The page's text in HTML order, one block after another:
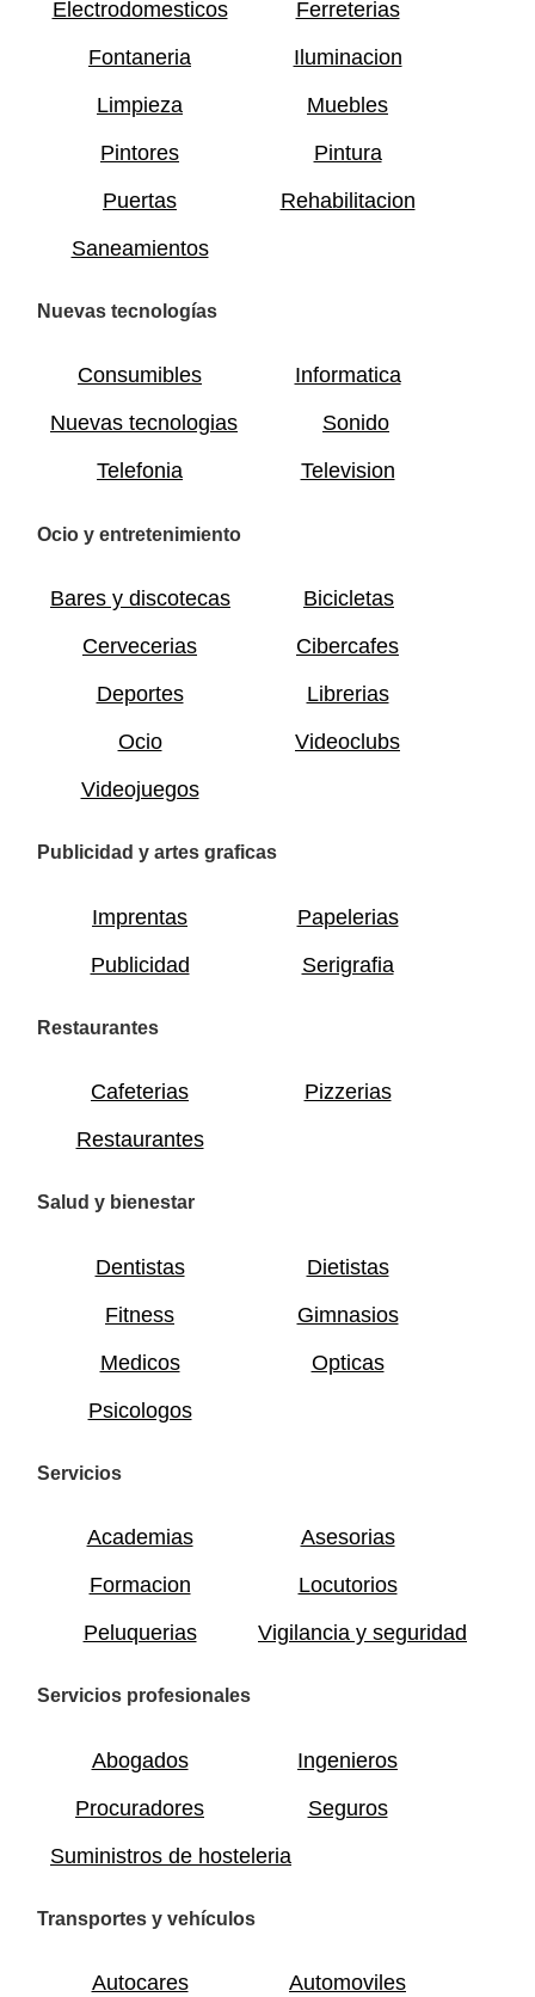
Electrodomesticos
Ferreterias
Fontaneria
Iluminacion
Limpieza
Muebles
Pintores
Pintura
Puertas
Rehabilitacion
Saneamientos
Nuevas tecnologías
Consumibles
Informatica
Nuevas tecnologias
Sonido
Telefonia
Television
Ocio y entretenimiento
Bares y discotecas
Bicicletas
Cervecerias
Cibercafes
Deportes
Librerias
Ocio
Videoclubs
Videojuegos
Publicidad y artes graficas
Imprentas
Papelerias
Publicidad
Serigrafia
Restaurantes
Cafeterias
Pizzerias
Restaurantes
Salud y bienestar
Dentistas
Dietistas
Fitness
Gimnasios
Medicos
Opticas
Psicologos
Servicios
Academias
Asesorias
Formacion
Locutorios
Peluquerias
Vigilancia y seguridad
Servicios profesionales
Abogados
Ingenieros
Procuradores
Seguros
Suministros de hosteleria
Transportes y vehículos
Autocares
Automoviles